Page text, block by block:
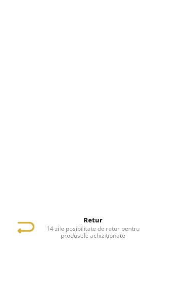
Retur
14 zile posibilitate de retur pentru
produsele achiziționate